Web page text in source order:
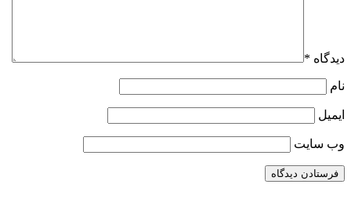
دیدگاه *
نام
ایمیل
وب‌ سایت